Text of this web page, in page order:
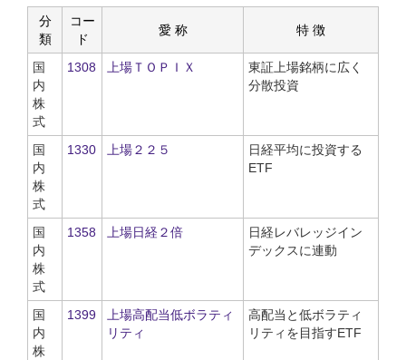
分
類
コー
ド
愛 称 特 徴
国
内
株
式
1308 上場ＴＯＰＩＸ
東証上場銘柄に広く
分散投資
国
内
株
式
1330 上場２２５
日経平均に投資する
ETF
国
内
株
式
1358 上場日経２倍
日経レバレッジイン
デックスに連動
国
内
株
1399
上場高配当低ボラティ
リティ
高配当と低ボラティ
リティを目指すETF